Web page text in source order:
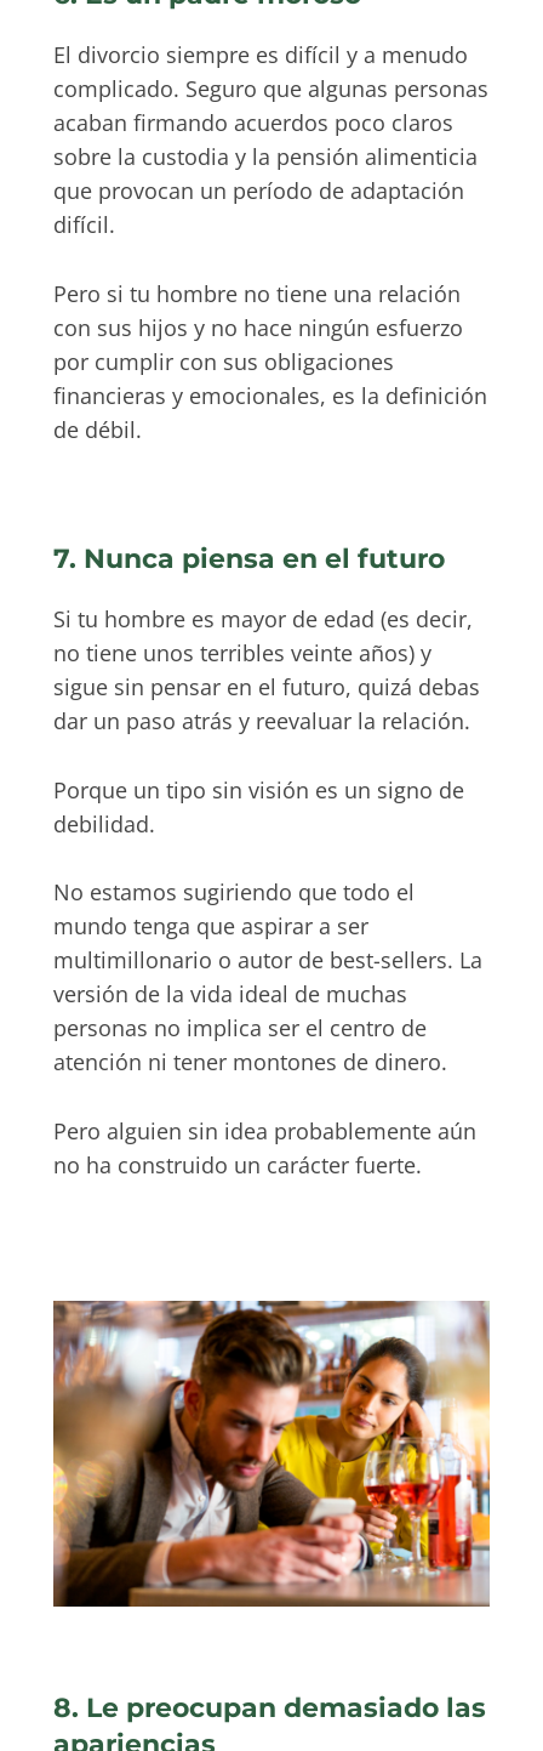
El divorcio siempre es difícil y a menudo
complicado. Seguro que algunas personas
acaban firmando acuerdos poco claros
sobre la custodia y la pensión alimenticia
que provocan un período de adaptación
difícil.
Pero si tu hombre no tiene una relación
con sus hijos y no hace ningún esfuerzo
por cumplir con sus obligaciones
financieras y emocionales, es la definición
de débil.
7. Nunca piensa en el futuro
Si tu hombre es mayor de edad (es decir,
no tiene unos terribles veinte años) y
sigue sin pensar en el futuro, quizá debas
dar un paso atrás y reevaluar la relación.
Porque un tipo sin visión es un signo de
debilidad.
No estamos sugiriendo que todo el
mundo tenga que aspirar a ser
multimillonario o autor de best-sellers. La
versión de la vida ideal de muchas
personas no implica ser el centro de
atención ni tener montones de dinero.
Pero alguien sin idea probablemente aún
no ha construido un carácter fuerte.
8. Le preocupan demasiado las
apariencias